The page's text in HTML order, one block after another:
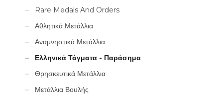
Rare Medals And Orders
Αθλητικά Μετάλλια
Αναμνηστικά Μετάλλια
Ελληνικά Τάγματα - Παράσημα
Θρησκευτικά Μετάλλια
Μετάλλια Βουλής